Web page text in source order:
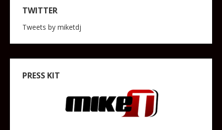
TWITTER
Tweets by miketdj
PRESS KIT